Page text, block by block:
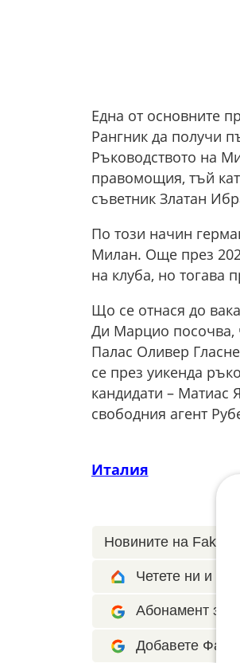
Една от основните
Рангник да получи
Ръководството на
правомощия, тъй
съветник Златан
По този начин
Милан. Още през
на клуба, но тогава
Що се отнася до
Ди Марцио посочва,
Палас Оливер
се през уикенда
кандидати – Матиас
свободния агент
Италия
Новините на
Четете ни и в
Абонамент за
Добавете